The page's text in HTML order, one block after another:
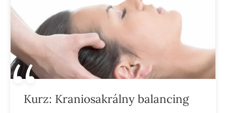
Kurz: Kraniosakrálny balancing